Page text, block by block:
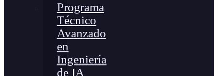
Programa
Técnico
Avanzado
en
Ingeniería
de IA